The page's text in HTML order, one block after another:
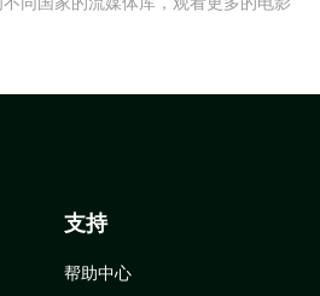
支持
帮助中心